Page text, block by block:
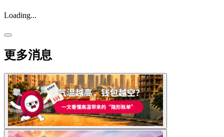
Loading...
更多消息